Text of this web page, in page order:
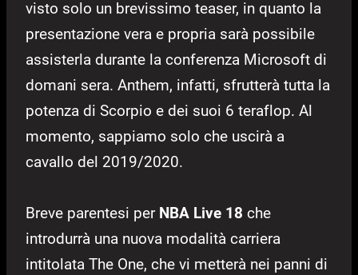
visto solo un brevissimo teaser, in quanto la
presentazione vera e propria sarà possibile
assisterla durante la conferenza Microsoft di
domani sera. Anthem, infatti, sfrutterà tutta la
potenza di Scorpio e dei suoi 6 teraflop. Al
momento, sappiamo solo che uscirà a
cavallo del 2019/2020.
Breve parentesi per NBA Live 18 che
introdurrà una nuova modalità carriera
intitolata The One, che vi metterà nei panni di